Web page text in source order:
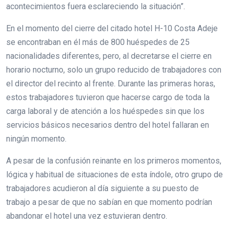
acontecimientos fuera esclareciendo la situación”.
En el momento del cierre del citado hotel H-10 Costa Adeje
se encontraban en él más de 800 huéspedes de 25
nacionalidades diferentes, pero, al decretarse el cierre en
horario nocturno, solo un grupo reducido de trabajadores con
el director del recinto al frente. Durante las primeras horas,
estos trabajadores tuvieron que hacerse cargo de toda la
carga laboral y de atención a los huéspedes sin que los
servicios básicos necesarios dentro del hotel fallaran en
ningún momento.
A pesar de la confusión reinante en los primeros momentos,
lógica y habitual de situaciones de esta índole, otro grupo de
trabajadores acudieron al día siguiente a su puesto de
trabajo a pesar de que no sabían en que momento podrían
abandonar el hotel una vez estuvieran dentro.